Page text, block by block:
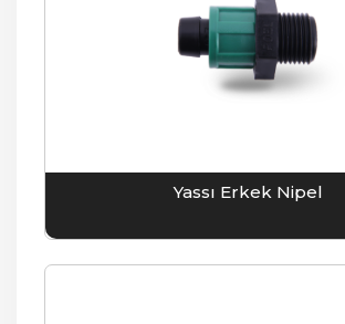
Yassı Erkek Nipel